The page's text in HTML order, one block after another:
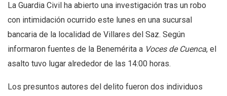
La Guardia Civil ha abierto una investigación tras un robo
con intimidación ocurrido este lunes en una sucursal
bancaria de la localidad de Villares del Saz. Según
informaron fuentes de la Benemérita a Voces de Cuenca, el
asalto tuvo lugar alrededor de las 14:00 horas.
Los presuntos autores del delito fueron dos individuos